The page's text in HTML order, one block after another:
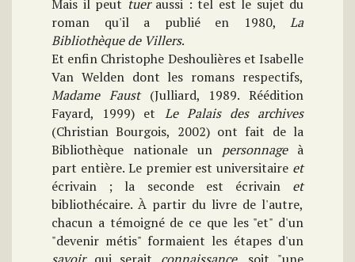
Mais il peut tuer aussi : tel est le sujet du
roman qu'il a publié en 1980, La
Bibliothèque de Villers.
Et enfin Christophe Deshoulières et Isabelle
Van Welden dont les romans respectifs,
Madame Faust(Julliard, 1989. Réédition
Fayard, 1999) et Le Palais des archives
(Christian Bourgois, 2002) ont fait de la
Bibliothèque nationale un personnage à
part entière. Le premier est universitaire et
écrivain ; la seconde est écrivain et
bibliothécaire. À partir du livre de l'autre,
chacun a témoigné de ce que les "et" d'un
"devenir métis" formaient les étapes d'un